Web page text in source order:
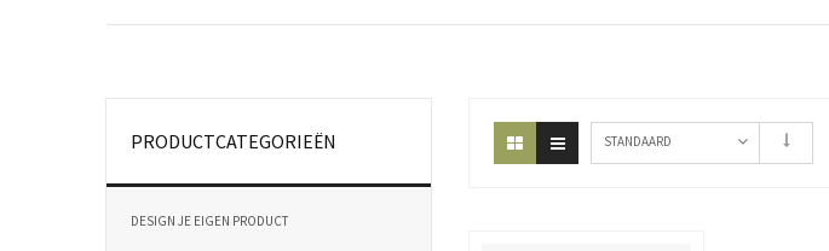
PRODUCTCATEGORIEËN
DESIGN JE EIGEN PRODUCT
STANDAARD